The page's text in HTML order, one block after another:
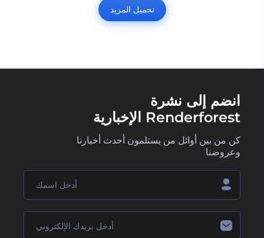
تحميل المزيد
انضم إلى نشرة
Renderforest الإخبارية
كن من بين أوائل من يستلمون أحدث أخبارنا
وعروضنا